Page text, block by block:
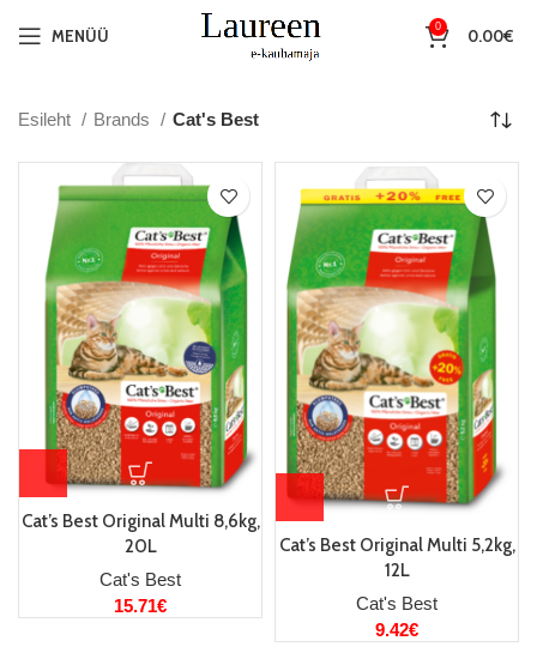
MENÜÜ 0 0.00€
Esileht Brands Cat's Best
Cat’s Best Original Multi 8,6kg,
20L
Cat's Best
15.71€
Cat’s Best Original Multi 5,2kg,
12L
Cat's Best
9.42€